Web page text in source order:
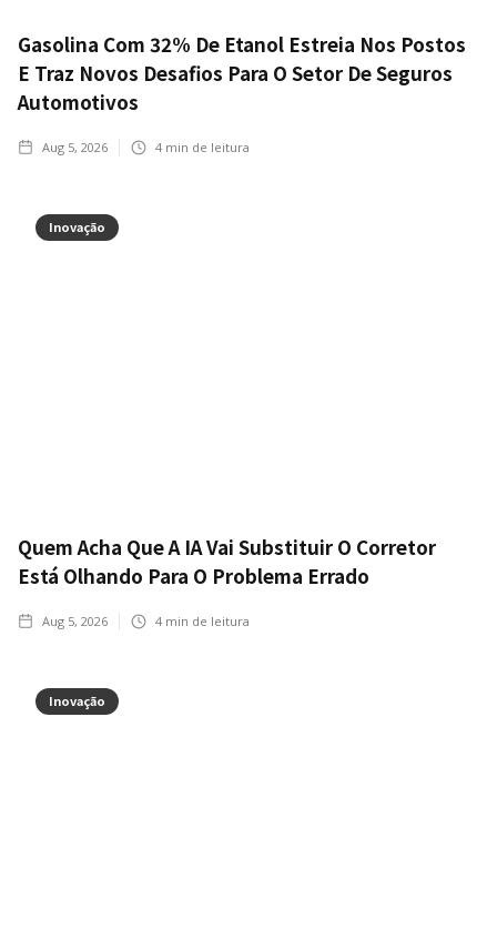
Gasolina Com 32% De Etanol Estreia Nos Postos
E Traz Novos Desafios Para O Setor De Seguros
Automotivos
Aug 5, 2026 4 min de leitura
Inovação
Quem Acha Que A IA Vai Substituir O Corretor
Está Olhando Para O Problema Errado
Aug 5, 2026 4 min de leitura
Inovação